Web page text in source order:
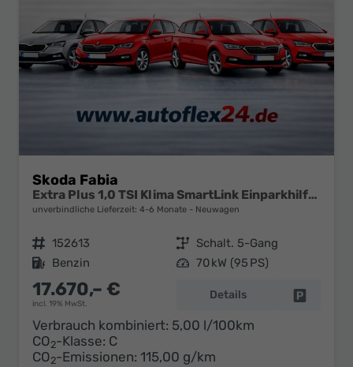
Skoda Fabia
Extra Plus 1,0 TSI Klima SmartLink Einparkhilfe 5J Garantie LED Alu Felgen Kamera Sitzheizung Bluetooth
unverbindliche Lieferzeit: 4-6 Monate Neuwagen
Fahrzeugnr. 152613 Getriebe Schalt. 5-Gang
Kraftstoff Benzin Leistung 70 kW (95 PS)
17.670,– €
incl. 19% MwSt.
Details
Verbrauch kombiniert: 5,00 l/100km
CO2-Klasse: C
CO2-Emissionen: 115,00 g/km